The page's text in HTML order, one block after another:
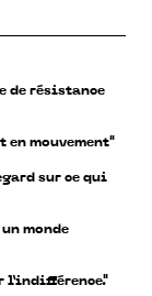
de résistance
en mouvement"
sur ce qui
monde
l’indifférence."